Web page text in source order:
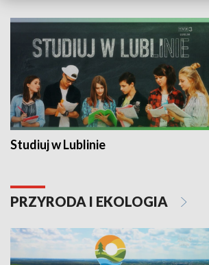
Studiuj w Lublinie
PRZYRODA I EKOLOGIA